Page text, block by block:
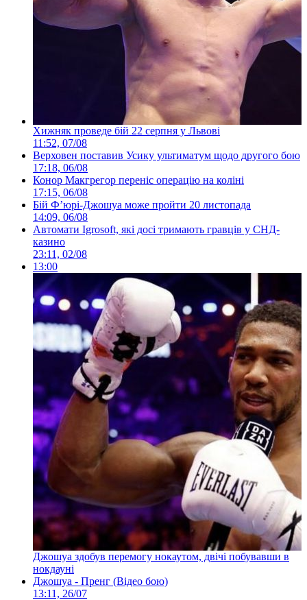
Хижняк проведе бій 22 серпня у Львові
11:52, 07/08
Верховен поставив Усику ультиматум щодо другого бою
17:18, 06/08
Конор Макгрегор переніс операцію на коліні
17:15, 06/08
Бій Ф’юрі-Джошуа може пройти 20 листопада
14:09, 06/08
Автомати Igrosoft, які досі тримають гравців у СНД-
казино
23:11, 02/08
13:00
Джошуа здобув перемогу нокаутом, двічі побувавши в
нокдауні
Джошуа - Пренг (Відео бою)
13:11, 26/07